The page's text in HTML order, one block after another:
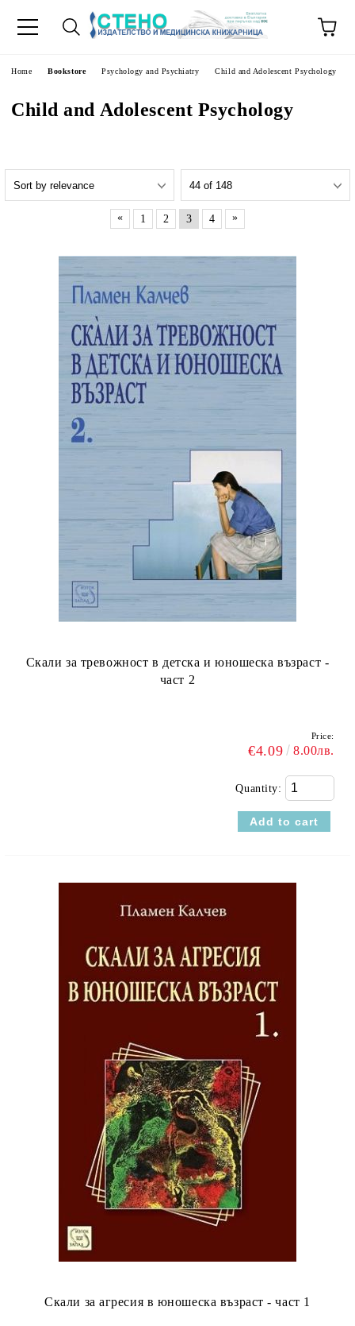
Home Bookstore Psychology and Psychiatry Child and Adolescent Psychology
Child and Adolescent Psychology
« 1 2 3 4 »
Скали за тревожност в детска и юношеска възраст -
част 2
Price:
€4.09 8.00лв.
Quantity:
Скали за агресия в юношеска възраст - част 1